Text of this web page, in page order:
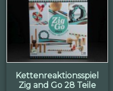
Kettenreaktionsspiel
Zig and Go 28 Teile